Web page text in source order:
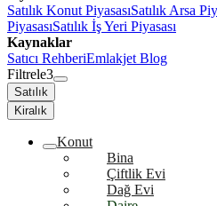
Satılık Konut PiyasasıSatılık Arsa
PiyasasıSatılık İş Yeri Piyasası
Kaynaklar
Satıcı RehberiEmlakjet Blog
Filtrele3
Satılık
Kiralık
Konut
Bina
Çiftlik Evi
Dağ Evi